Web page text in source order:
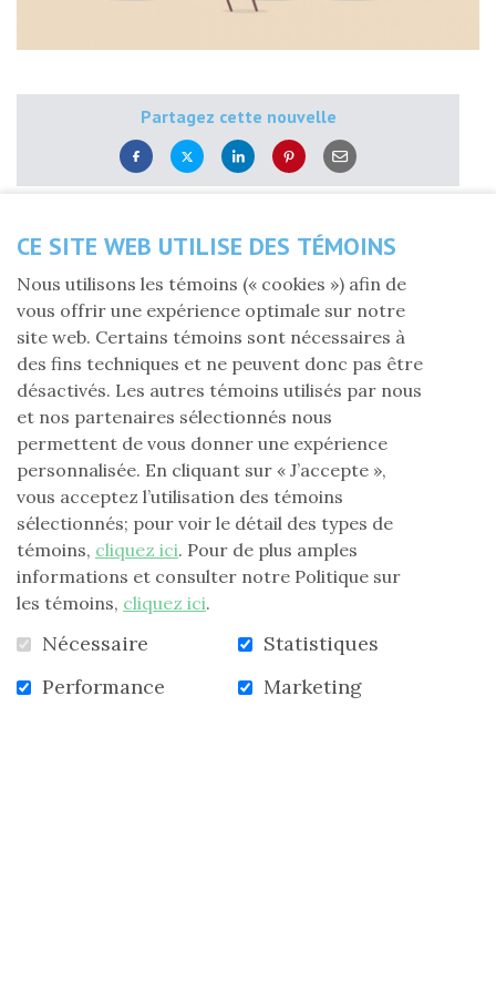
Partagez cette nouvelle
la sérénité pour nous permettre d'avancer tout en
restant optimistes malgré tout.
Pour la FLG, c'est le début d'une nouvelle année
financière. En chiffres, on repart à zéro pour la
souscription et la donation ainsi que pour les sommes
disponibles pour nos projets d'aide.
Concrètement, on a une expérience cumulée de
trente ans et un bon bassin de bénévoles, de membres
et de personnes qui ont à cœur de soutenir la
Fondation. Le contexte actuel pourrait aussi favoriser
le « confinement » de la générosité et le repli sur soi.
Notre défi : choisir l'action et l'ouverture aux autres
plutôt que le repli et l'attente.
Et une bonne manière d'être en action, c'est de
CE SITE WEB UTILISE DES TÉMOINS
Nous utilisons les témoins (« cookies ») afin de
vous offrir une expérience optimale sur notre
site web. Certains témoins sont nécessaires à
des fins techniques et ne peuvent donc pas être
désactivés. Les autres témoins utilisés par nous
et nos partenaires sélectionnés nous
permettent de vous donner une expérience
personnalisée. En cliquant sur « J’accepte »,
vous acceptez l’utilisation des témoins
sélectionnés; pour voir le détail des types de
témoins, cliquez ici. Pour de plus amples
informations et consulter notre Politique sur
les témoins, cliquez ici.
Nécessaire
Statistiques
Performance
Marketing